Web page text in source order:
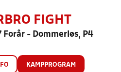
FIGHT
Forår - Dommerløs, P4
KAMPPROGRAM